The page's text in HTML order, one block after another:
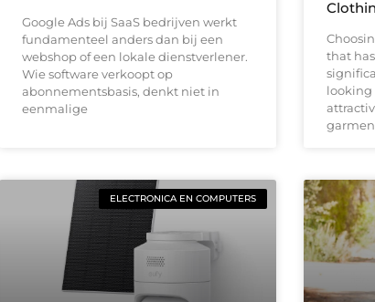
Google Ads bij SaaS bedrijven werkt
fundamenteel anders dan bij een
webshop of een lokale dienstverlener.
Wie software verkoopt op
abonnementsbasis, denkt niet in
eenmalige
that
looking
ELECTRONICA EN COMPUTERS